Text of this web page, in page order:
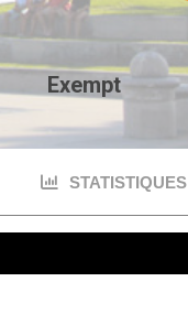
Exempt
STATISTIQUES